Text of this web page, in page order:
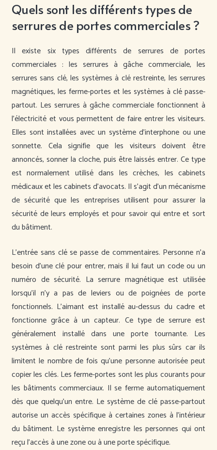
Quels sont les différents types de
serrures de portes commerciales ?
Il existe six types différents de serrures de portes
commerciales : les serrures à gâche commerciale, les
serrures sans clé, les systèmes à clé restreinte, les serrures
magnétiques, les ferme-portes et les systèmes à clé passe-
partout. Les serrures à gâche commerciale fonctionnent à
l’électricité et vous permettent de faire entrer les visiteurs.
Elles sont installées avec un système d’interphone ou une
sonnette. Cela signifie que les visiteurs doivent être
annoncés, sonner la cloche, puis être laissés entrer. Ce type
est normalement utilisé dans les crèches, les cabinets
médicaux et les cabinets d’avocats. Il s’agit d’un mécanisme
de sécurité que les entreprises utilisent pour assurer la
sécurité de leurs employés et pour savoir qui entre et sort
du bâtiment.
L’entrée sans clé se passe de commentaires. Personne n’a
besoin d’une clé pour entrer, mais il lui faut un code ou un
numéro de sécurité. La serrure magnétique est utilisée
lorsqu’il n’y a pas de leviers ou de poignées de porte
fonctionnels. L’aimant est installé au-dessus du cadre et
fonctionne grâce à un capteur. Ce type de serrure est
généralement installé dans une porte tournante. Les
systèmes à clé restreinte sont parmi les plus sûrs car ils
limitent le nombre de fois qu’une personne autorisée peut
copier les clés. Les ferme-portes sont les plus courants pour
les bâtiments commerciaux. Il se ferme automatiquement
dès que quelqu’un entre. Le système de clé passe-partout
autorise un accès spécifique à certaines zones à l’intérieur
du bâtiment. Le système enregistre les personnes qui ont
reçu l’accès à une zone ou à une porte spécifique.